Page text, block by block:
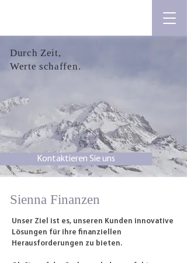
Durch Zeit,
Werte schaffen.
Kontaktieren Sie uns
Sienna Finanzen
Unser Ziel ist es, unseren Kunden innovative
Lösungen für ihre finanziellen
Herausforderungen zu bieten.